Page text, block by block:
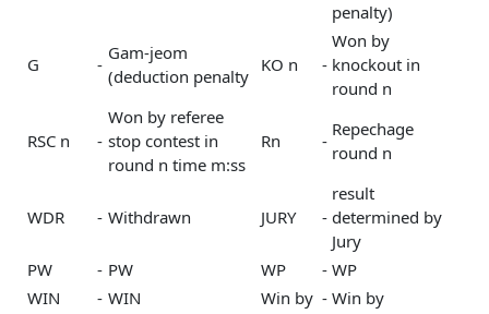
penalty)
G -
Gam-jeom
(deduction penalty
KO n -
Won by
knockout in
round n
RSC n -
Won by referee
stop contest in
round n time m:ss
Rn -
Repechage
round n
WDR - Withdrawn JURY -
result
determined by
Jury
PW
- PW WP - WP
WIN
- WIN Win by - Win by